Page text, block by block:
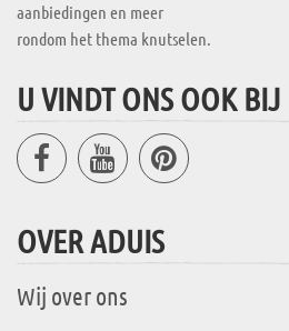
aanbiedingen en meer
rondom het thema knutselen.
U VINDT ONS OOK BIJ
OVER ADUIS
Wij over ons